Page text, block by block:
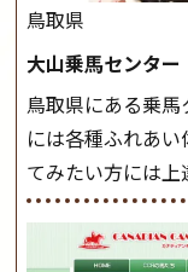
したら、 次は部
しょう。 ステッ
まとめをします。
の扶助操作や誘
◆馬場使用状況に
たしますのでご
が、落雷・強風
く場合がござい
鳥取県
大山乗馬センター
鳥取県にある乗
には各種ふれあ
てみたい方には
方に幅広くお楽し
また、お手軽（